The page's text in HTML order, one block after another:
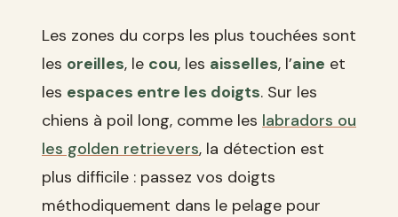
Les zones du corps les plus touchées sont
les oreilles, le cou, les aisselles, l’aine et
les espaces entre les doigts. Sur les
chiens à poil long, comme les labradors ou
les golden retrievers, la détection est
plus difficile : passez vos doigts
méthodiquement dans le pelage pour